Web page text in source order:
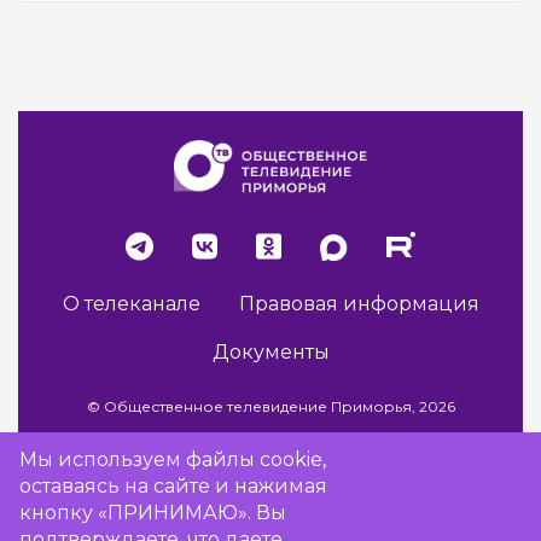
О телеканале Правовая информация
Документы
© Общественное телевидение Приморья, 2026
Разработка сайта -Vladweb
Мы используем файлы cookie,
оставаясь на сайте и нажимая
кнопку «ПРИНИМАЮ». Вы